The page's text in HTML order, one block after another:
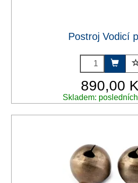
Postroj Vodicí
890,00
Skladem: